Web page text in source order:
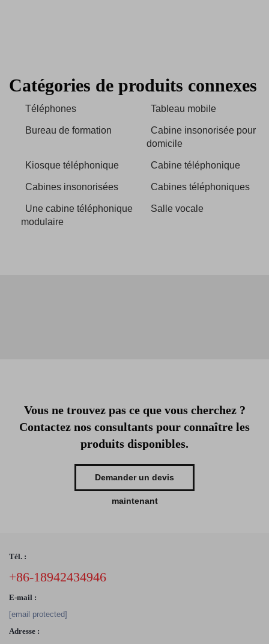
Catégories de produits connexes
Téléphones Tableau mobile
Bureau de formation
Cabine insonorisée pour
domicile
Kiosque téléphonique Cabine téléphonique
Cabines insonorisées Cabines téléphoniques
Une cabine téléphonique
modulaire
Salle vocale
Vous ne trouvez pas ce que vous cherchez ?
Contactez nos consultants pour connaître les
produits disponibles.
Demander un devis
maintenant
Tél. :
+86-18942434946
E-mail :
[email protected]
Adresse :